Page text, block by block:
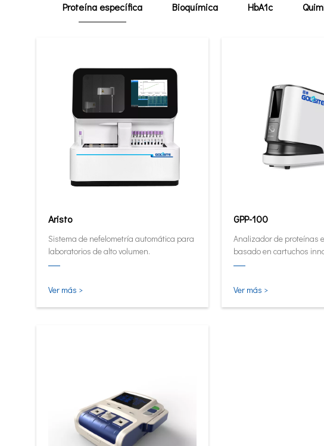
Proteína específica Bioquímica HbA1c
Aristo
Sistema de nefelometría automática para
laboratorios de alto volumen.
Ver más >
GPP-100
Analizador de proteínas
basado en cartuchos
Analizador de forma
pequeña e inteligente.
Ver más >